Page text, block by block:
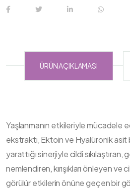
ÜRÜN AÇIKLAMASI
Yaşlanmanın etkileriyle mücadele
ekstraktı, Ektoin ve Hyalüronik asit
yarattığı sinerjiyle cildi
nemlendiren, kırışıkları önleyen ve
görülür etkilerin önüne geçen bir